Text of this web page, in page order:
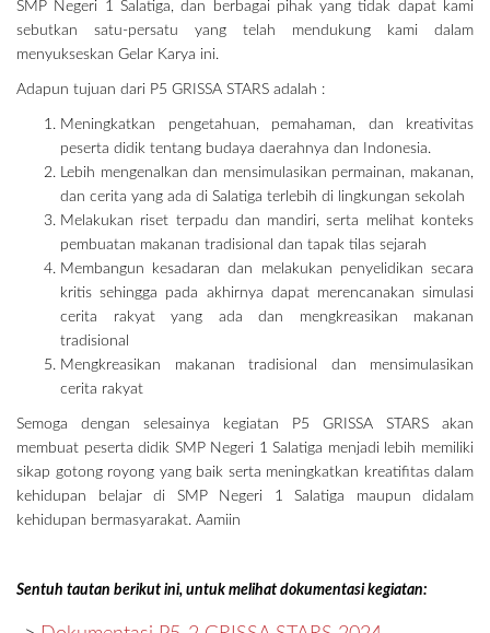
SMP Negeri 1 Salatiga, dan berbagai pihak yang tidak dapat kami
sebutkan satu-persatu yang telah mendukung kami dalam
menyukseskan Gelar Karya ini.
Adapun tujuan dari P5 GRISSA STARS adalah :
Meningkatkan pengetahuan, pemahaman, dan kreativitas
peserta didik tentang budaya daerahnya dan Indonesia.
Lebih mengenalkan dan mensimulasikan permainan, makanan,
dan cerita yang ada di Salatiga terlebih di lingkungan sekolah
Melakukan riset terpadu dan mandiri, serta melihat konteks
pembuatan makanan tradisional dan tapak tilas sejarah
Membangun kesadaran dan melakukan penyelidikan secara
kritis sehingga pada akhirnya dapat merencanakan simulasi
cerita rakyat yang ada dan mengkreasikan makanan
tradisional
Mengkreasikan makanan tradisional dan mensimulasikan
cerita rakyat
Semoga dengan selesainya kegiatan P5 GRISSA STARS akan
membuat peserta didik SMP Negeri 1 Salatiga menjadi lebih memiliki
sikap gotong royong yang baik serta meningkatkan kreatifitas dalam
kehidupan belajar di SMP Negeri 1 Salatiga maupun didalam
kehidupan bermasyarakat. Aamiin
Sentuh tautan berikut ini, untuk melihat dokumentasi kegiatan: